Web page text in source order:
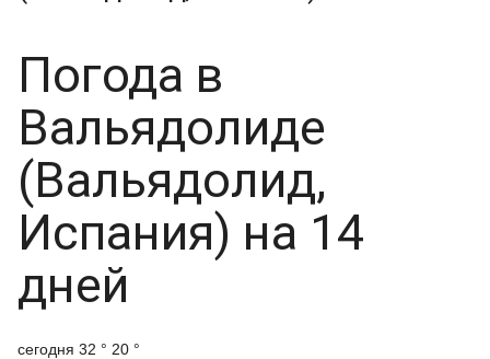
Погода в
Вальядолиде
(Вальядолид,
Испания) на 14
дней
cегодня 32 ° 20 °